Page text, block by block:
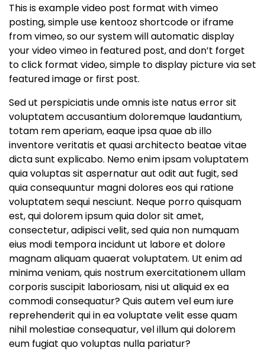
This is example video post format with vimeo
posting, simple use kentooz shortcode or iframe
from vimeo, so our system will automatic display
your video vimeo in featured post, and don’t forget
to click format video, simple to display picture via set
featured image or first post.
Sed ut perspiciatis unde omnis iste natus error sit
voluptatem accusantium doloremque laudantium,
totam rem aperiam, eaque ipsa quae ab illo
inventore veritatis et quasi architecto beatae vitae
dicta sunt explicabo. Nemo enim ipsam voluptatem
quia voluptas sit aspernatur aut odit aut fugit, sed
quia consequuntur magni dolores eos qui ratione
voluptatem sequi nesciunt. Neque porro quisquam
est, qui dolorem ipsum quia dolor sit amet,
consectetur, adipisci velit, sed quia non numquam
eius modi tempora incidunt ut labore et dolore
magnam aliquam quaerat voluptatem. Ut enim ad
minima veniam, quis nostrum exercitationem ullam
corporis suscipit laboriosam, nisi ut aliquid ex ea
commodi consequatur? Quis autem vel eum iure
reprehenderit qui in ea voluptate velit esse quam
nihil molestiae consequatur, vel illum qui dolorem
eum fugiat quo voluptas nulla pariatur?